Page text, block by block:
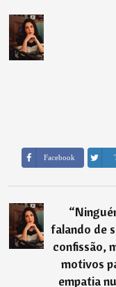
Facebook
“
falando de
confissão,
motivos
empatia